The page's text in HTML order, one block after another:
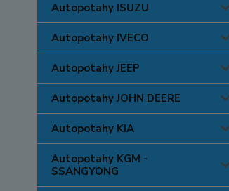
Autopotahy ISUZU
Autopotahy IVECO
Autopotahy JEEP
Autopotahy JOHN DEERE
Autopotahy KIA
Autopotahy KGM -
SSANGYONG